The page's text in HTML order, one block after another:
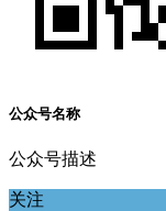
公众号名称
公众号描述
关注